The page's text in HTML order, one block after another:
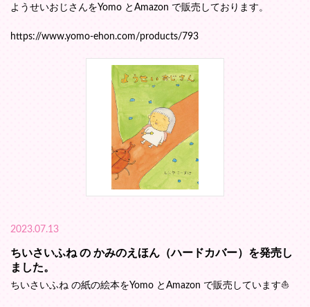
ようせいおじさんをYomo とAmazon で販売しております。
https://www.yomo-ehon.com/products/793
2023.07.13
ちいさいふね の かみのえほん（ハードカバー）を発売し
ました。
ちいさいふね の紙の絵本をYomo とAmazon で販売しています⛵️